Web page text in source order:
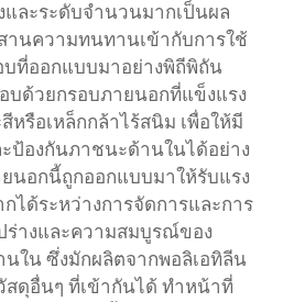
ละระดับจำนวนมากเป็นผล
านความทนทานเข้ากับการใช้
บที่ออกแบบมาอย่างพิถีพิถัน
บด้วยกรอบภายนอกที่แข็งแรง
หรือเหล็กกล้าไร้สนิม เพื่อให้มี
ป้องกันภาชนะด้านในได้อย่าง
นอกนี้ถูกออกแบบมาให้รับแรง
ได้ระหว่างการจัดการและการ
ร่างและความสมบูรณ์ของ
ใน ซึ่งมักผลิตจากพอลิเอทิลีน
ดุอื่นๆ ที่เข้ากันได้ ทำหน้าที่